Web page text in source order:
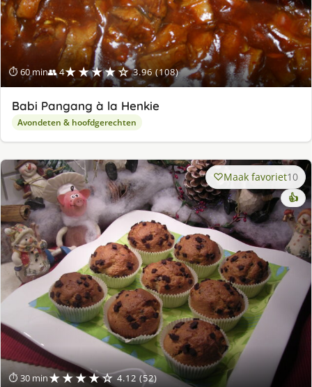
⏱ 60 min👥 4★★★★☆ 3.96 (108)
Babi Pangang à la Henkie
Avondeten & hoofdgerechten
⏱ 30 min★★★★☆ 4.12 (52)
Maak favoriet10
👍